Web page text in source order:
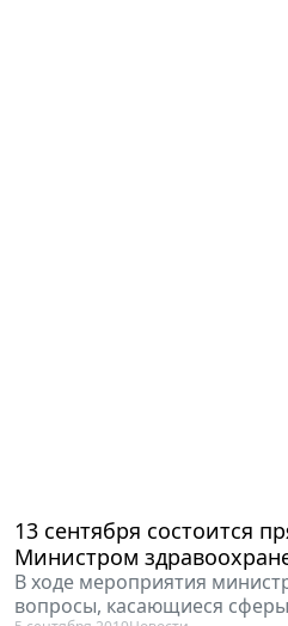
13 сентября состоится
Министром
В ходе мероприятия
вопросы, касающиеся